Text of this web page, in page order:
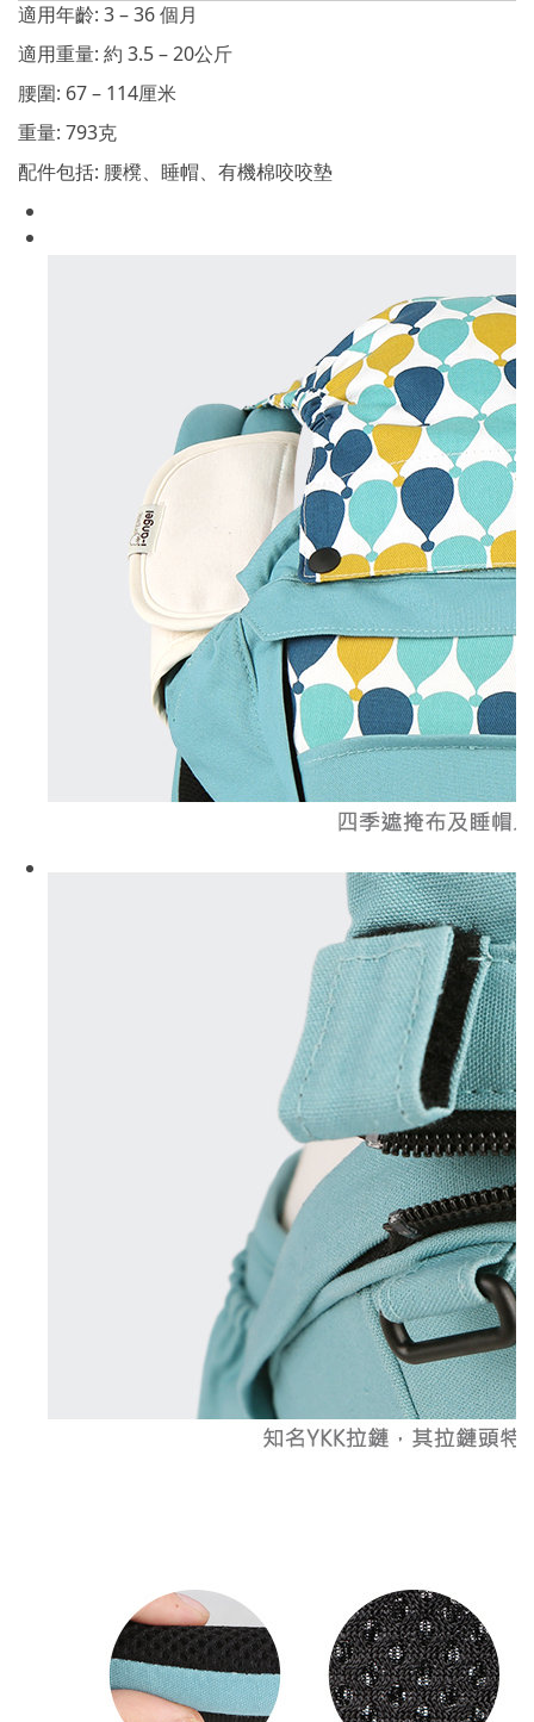
適用年齡: 3 – 36 個月
適用重量: 約 3.5 – 20公斤
腰圍: 67 – 114厘米
重量: 793克
配件包括: 腰櫈、睡帽、有機棉咬咬墊